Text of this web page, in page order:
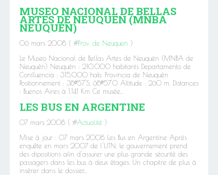
MUSEO NACIONAL DE BELLAS
ARTES DE NEUQUEN (MNBA
NEUQUÉN)
06 mars 2008 ( #Prov. de Neuquen )
Le Museo Nacional de Bellas Artes de Neuquén (MNBA de
Neuquén) Neuquén : 210.000 habitants Departamento de
Confluencia : 315.000 hab. Provincia de Neuquén
Positionnement : 38º57'S, 68º57'O Altitude : 260 m. Distances
: Buenos Aires à 1.141 Km Ce musée...
LES BUS EN ARGENTINE
07 mars 2008 ( #Actualité )
Mise à jour : 07 mars 2008 Les Bus en Argentine Après
enquête en mars 2007 de l'UTN, le gouvernement prend
des dipositions afin d'assurer une plus grande sécurité des
passagers dans les bus à deux étages. Un chapitre de plus à
insérer dans le dossier...